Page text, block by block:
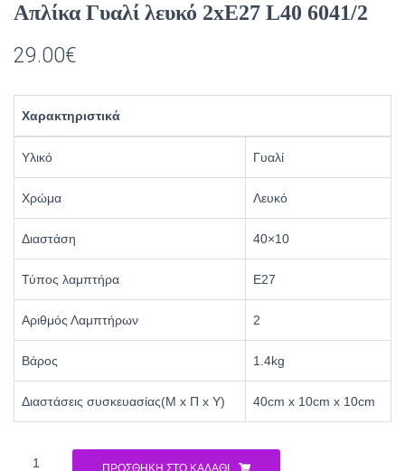
Απλίκα Γυαλί λευκό 2xE27 L40 6041/2
29.00€
Χαρακτηριστικά
Υλικό Γυαλί
Χρώμα Λευκό
Διαστάση 40×10
Τύπος λαμπτήρα Ε27
Αριθμός Λαμπτήρων 2
Βάρος 1.4kg
Διαστάσεις συσκευασίας(Μ x Π x Υ) 40cm x 10cm x 10cm
Απλίκα
ΠΡΟΣΘΉΚΗ ΣΤΟ ΚΑΛΆΘΙ